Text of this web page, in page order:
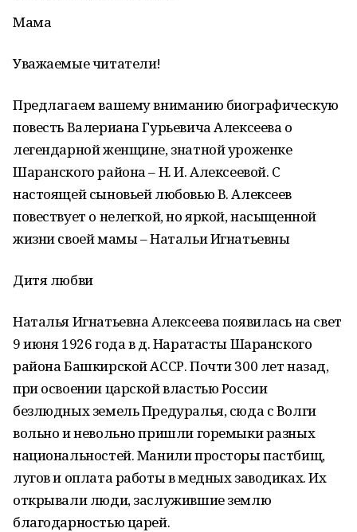
Мама
Уважаемые читатели!
Предлагаем вашему вниманию биографическую
повесть Валериана Гурьевича Алексеева о
легендарной женщине, знатной уроженке
Шаранского района – Н. И. Алексеевой. С
настоящей сыновьей любовью В. Алексеев
повествует о нелегкой, но яркой, насыщенной
жизни своей мамы – Натальи Игнатьевны
Дитя любви
Наталья Игнатьевна Алексеева появилась на свет
9 июня 1926 года в д. Наратасты Шаранского
района Башкирской АССР. Почти 300 лет назад,
при освоении царской властью России
безлюдных земель Предуралья, сюда с Волги
вольно и невольно пришли горемыки разных
национальностей. Манили просторы пастбищ,
лугов и оплата работы в медных заводиках. Их
открывали люди, заслужившие землю
благодарностью царей.